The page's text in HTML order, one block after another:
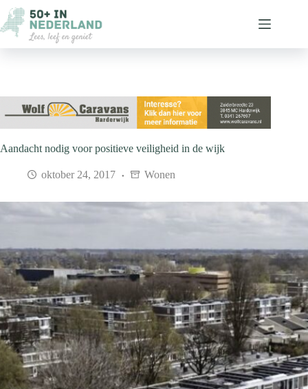
naar
de
inhoud
Aandacht nodig voor positieve veiligheid in de wijk
oktober 24, 2017 Wonen